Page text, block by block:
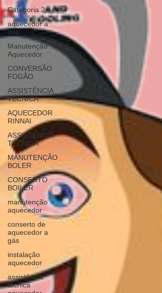
Categoria 2
aquecedor a
gás
Manutenção
Aquecedor
CONVERSÃO
FOGÃO
ASSISTÊNCIA
TÉCNICA
AQUECEDOR
RINNAI
ASSISTÊNCIA
TÉCNICA
MANUTENÇÃO
BOLER
CONSERTO
BOILER
manutenção
aquecedor
conserto de
aquecedor a
gás
instalação
aquecedor
assistência
técnica